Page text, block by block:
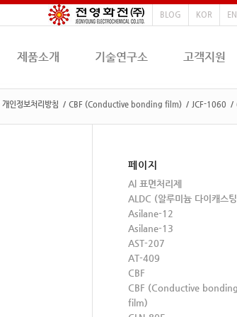
BLOG KOR
제품소개 기술연구소 고객지원
개인정보처리방침 / CBF (Conductive bonding film) / JCF-1060 /
페이지
Al 표면처리제
ALDC (알루미늄 다이캐스
Asilane-12
Asilane-13
AST-207
AT-409
CBF
CBF (Conductive bonding
film)